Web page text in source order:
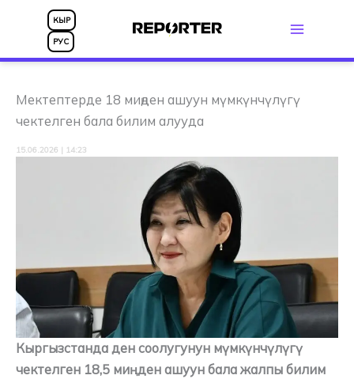
КЫР
РУС
Мектептерде 18 миңден ашуун мүмкүнчүлүгү
чектелген бала билим алууда
15.06.2026 | 14:23
Кыргызстанда ден соолугунун мүмкүнчүлүгү
чектелген 18,5 миңден ашуун бала жалпы билим